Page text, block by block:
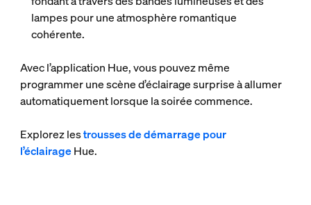
lampes pour une atmosphère romantique
cohérente.
Avec l’application Hue, vous pouvez même
programmer une scène d’éclairage surprise à allumer
automatiquement lorsque la soirée commence.
Explorez lestrousses de démarrage pour
l’éclairageHue.